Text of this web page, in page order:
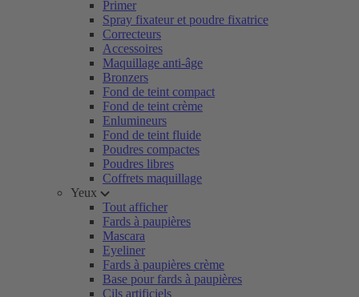
Primer
Spray fixateur et poudre fixatrice
Correcteurs
Accessoires
Maquillage anti-âge
Bronzers
Fond de teint compact
Fond de teint crème
Enlumineurs
Fond de teint fluide
Poudres compactes
Poudres libres
Coffrets maquillage
Yeux
Tout afficher
Fards à paupières
Mascara
Eyeliner
Fards à paupières crème
Base pour fards à paupières
Cils artificiels